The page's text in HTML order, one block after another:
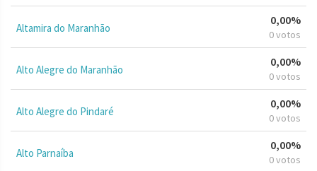
Altamira do Maranhão
0,00%
0 votos
Alto Alegre do Maranhão
0,00%
0 votos
Alto Alegre do Pindaré
0,00%
0 votos
Alto Parnaíba
0,00%
0 votos